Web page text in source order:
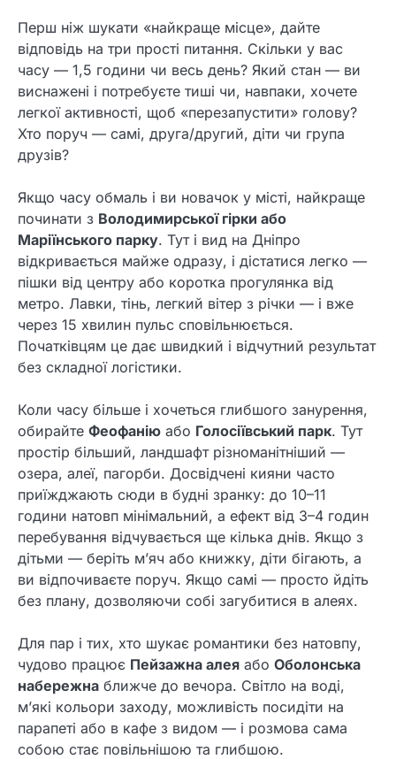
Перш ніж шукати «найкраще місце», дайте
відповідь на три прості питання. Скільки у вас
часу — 1,5 години чи весь день? Який стан — ви
виснажені і потребуєте тиші чи, навпаки, хочете
легкої активності, щоб «перезапустити» голову?
Хто поруч — самі, друга/другий, діти чи група
друзів?
Якщо часу обмаль і ви новачок у місті, найкраще
починати з Володимирської гірки або
Маріїнського парку. Тут і вид на Дніпро
відкривається майже одразу, і дістатися легко —
пішки від центру або коротка прогулянка від
метро. Лавки, тінь, легкий вітер з річки — і вже
через 15 хвилин пульс сповільнюється.
Початківцям це дає швидкий і відчутний результат
без складної логістики.
Коли часу більше і хочеться глибшого занурення,
обирайте Феофанію або Голосіївський парк. Тут
простір більший, ландшафт різноманітніший —
озера, алеї, пагорби. Досвідчені кияни часто
приїжджають сюди в будні зранку: до 10–11
години натовп мінімальний, а ефект від 3–4 годин
перебування відчувається ще кілька днів. Якщо з
дітьми — беріть м’яч або книжку, діти бігають, а
ви відпочиваєте поруч. Якщо самі — просто йдіть
без плану, дозволяючи собі загубитися в алеях.
Для пар і тих, хто шукає романтики без натовпу,
чудово працює Пейзажна алея або Оболонська
набережна ближче до вечора. Світло на воді,
м’які кольори заходу, можливість посидіти на
парапеті або в кафе з видом — і розмова сама
собою стає повільнішою та глибшою.